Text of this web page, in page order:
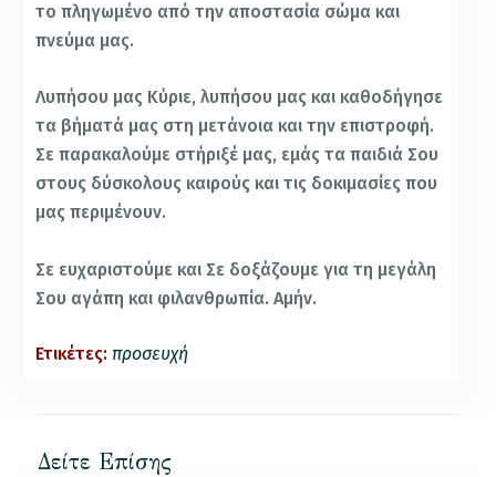
το πληγωμένο από την αποστασία σώμα και
πνεύμα μας.
Λυπήσου μας Κύριε, λυπήσου μας και καθοδήγησε
τα βήματά μας στη μετάνοια και την επιστροφή.
Σε παρακαλούμε στήριξέ μας, εμάς τα παιδιά Σου
στους δύσκολους καιρούς και τις δοκιμασίες που
μας περιμένουν.
Σε ευχαριστούμε και Σε δοξάζουμε για τη μεγάλη
Σου αγάπη και φιλανθρωπία. Αμήν.
Ετικέτες: προσευχή
Δείτε Επίσης